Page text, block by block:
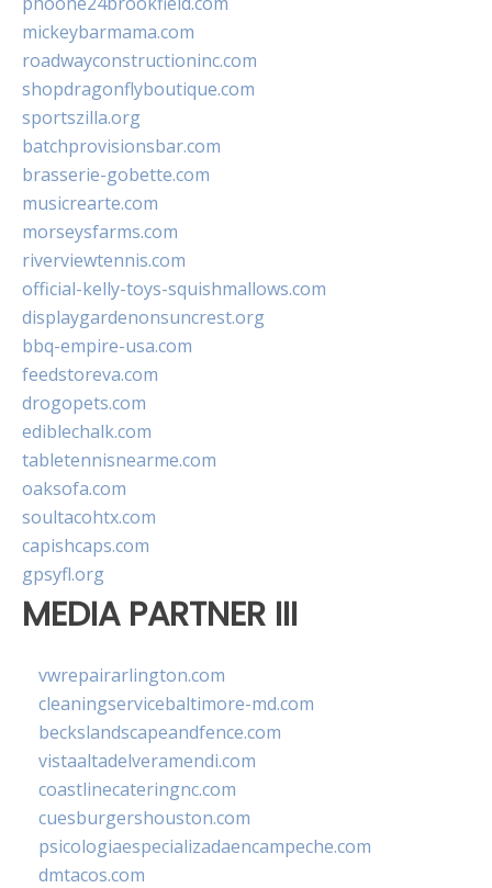
mickeybarmama.com
roadwayconstructioninc.com
shopdragonflyboutique.com
sportszilla.org
batchprovisionsbar.com
brasserie-gobette.com
musicrearte.com
morseysfarms.com
riverviewtennis.com
official-kelly-toys-squishmallows.com
displaygardenonsuncrest.org
bbq-empire-usa.com
feedstoreva.com
drogopets.com
ediblechalk.com
tabletennisnearme.com
oaksofa.com
soultacohtx.com
capishcaps.com
gpsyfl.org
MEDIA PARTNER III
vwrepairarlington.com
cleaningservicebaltimore-md.com
beckslandscapeandfence.com
vistaaltadelveramendi.com
coastlinecateringnc.com
cuesburgershouston.com
psicologiaespecializadaencampeche.com
dmtacos.com